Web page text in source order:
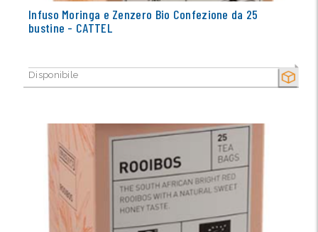
SECCO
Infuso Moringa e Zenzero Bio Confezione da 25
bustine - CATTEL
Disponibile